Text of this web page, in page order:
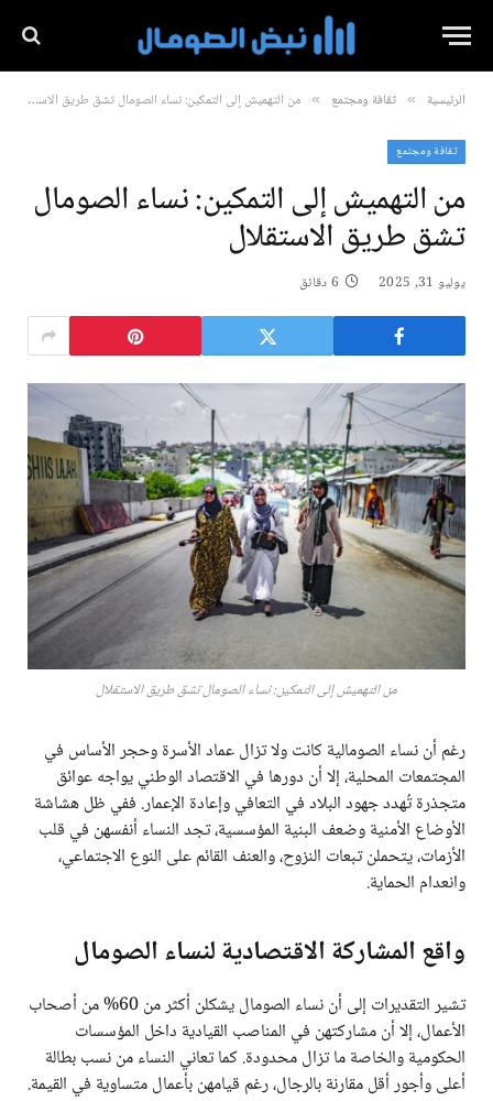
الرئيسية » ثقافة ومجتمع » من التهميش إلى التمكين: نساء الصومال تشق طريق الاستقلال
ثقافة ومجتمع
من التهميش إلى التمكين: نساء الصومال
تشق طريق الاستقلال
يوليو 31, 2025 6 دقائق
من التهميش إلى التمكين: نساء الصومال تشق طريق الاستقلال
رغم أن نساء الصومالية كانت ولا تزال عماد الأسرة وحجر الأساس في
المجتمعات المحلية، إلا أن دورها في الاقتصاد الوطني يواجه عوائق
متجذرة تُهدد جهود البلاد في التعافي وإعادة الإعمار. ففي ظل هشاشة
الأوضاع الأمنية وضعف البنية المؤسسية، تجد النساء أنفسهن في قلب
الأزمات، يتحملن تبعات النزوح، والعنف القائم على النوع الاجتماعي،
وانعدام الحماية.
واقع المشاركة الاقتصادية لنساء الصومال
تشير التقديرات إلى أن نساء الصومال يشكلن أكثر من 60% من أصحاب
الأعمال، إلا أن مشاركتهن في المناصب القيادية داخل المؤسسات
الحكومية والخاصة ما تزال محدودة. كما تعاني النساء من نسب بطالة
أعلى وأجور أقل مقارنة بالرجال، رغم قيامهن بأعمال متساوية في القيمة.